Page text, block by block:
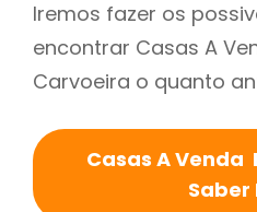
Iremos fazer os
encontrar Casas A
Carvoeira o quanto
Casas A Venda
Saber